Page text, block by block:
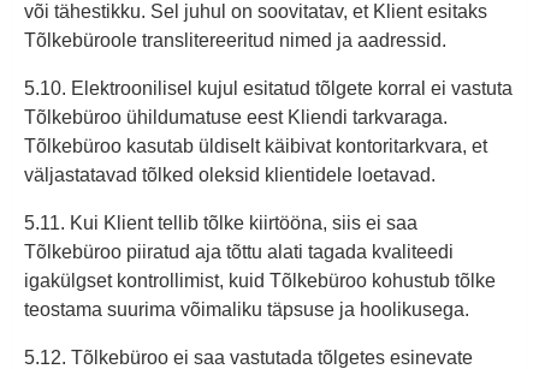
või tähestikku. Sel juhul on soovitatav, et Klient esitaks
Tõlkebüroole translitereeritud nimed ja aadressid.
5.10. Elektroonilisel kujul esitatud tõlgete korral ei vastuta
Tõlkebüroo ühildumatuse eest Kliendi tarkvaraga.
Tõlkebüroo kasutab üldiselt käibivat kontoritarkvara, et
väljastatavad tõlked oleksid klientidele loetavad.
5.11. Kui Klient tellib tõlke kiirtööna, siis ei saa
Tõlkebüroo piiratud aja tõttu alati tagada kvaliteedi
igakülgset kontrollimist, kuid Tõlkebüroo kohustub tõlke
teostama suurima võimaliku täpsuse ja hoolikusega.
5.12. Tõlkebüroo ei saa vastutada tõlgetes esinevate